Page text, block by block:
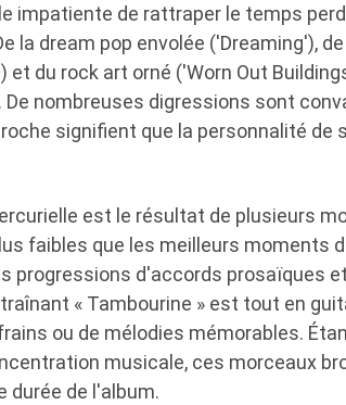
impatiente de rattraper le temps
la dream pop envolée ('Dreaming'),
et du rock art orné ('Worn Out
De nombreuses digressions sont
signifient que la personnalité de
est le résultat de plusieurs
faibles que les meilleurs moments
progressions d'accords prosaïques
« Tambourine » est tout en
ou de mélodies mémorables.
musicale, ces morceaux
durée de l'album.